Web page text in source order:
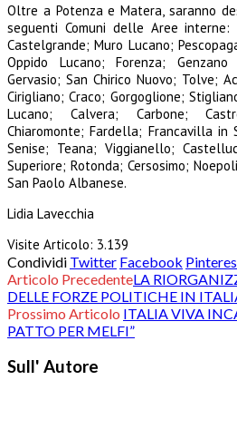
Oltre a Potenza e Matera, saranno
seguenti Comuni delle Aree interne:
Castelgrande; Muro Lucano;
Oppido Lucano; Forenza;
Gervasio; San Chirico Nuovo; Tolve;
Cirigliano; Craco; Gorgoglione;
Lucano; Calvera; Carbone;
Chiaromonte; Fardella; Francavilla in
Senise; Teana; Viggianello;
Superiore; Rotonda; Cersosimo;
San Paolo Albanese.
Lidia Lavecchia
Visite Articolo: 3.139
Condividi Twitter Facebook
Articolo PrecedenteLA
DELLE FORZE POLITICHE IN
Prossimo Articolo ITALIA VIVA
PATTO PER MELFI”
Sull' Autore